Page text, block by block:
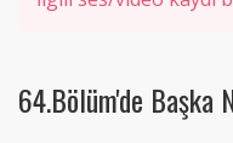
64.Bölüm'de Başka